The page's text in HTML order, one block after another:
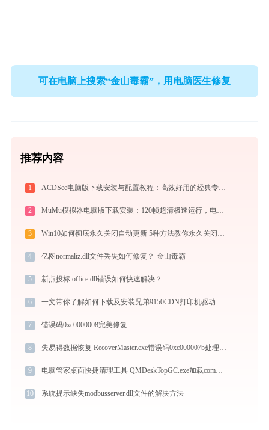
可在电脑上搜索“金山毒霸”，用电脑医生修复
推荐内容
1 ACDSee电脑版下载安装与配置教程：高效好用的经典专业看图与图像管理工具
2 MuMu模拟器电脑版下载安装：120帧超清极速运行，电脑玩手游的装机必备神器
3 Win10如何彻底永久关闭自动更新 5种方法教你永久关闭win10自动更新
4 亿图normaliz.dll文件丢失如何修复？-金山毒霸
5 新点投标 office.dll错误如何快速解决？
6 一文带你了解如何下载及安装兄弟9150CDN打印机驱动
7 错误码0xc0000008完美修复
8 失易得数据恢复 RecoverMaster.exe错误码0xc000007b处理办法
9 电脑管家桌面快捷清理工具 QMDeskTopGC.exe加载common.dll文件丢失处理办法
10 系统提示缺失modbusserver.dll文件的解决方法